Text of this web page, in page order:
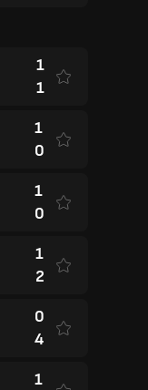
1
1
1
0
1
0
1
2
0
4
1